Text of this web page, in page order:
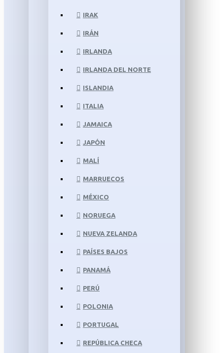
IRAK
IRÁN
IRLANDA
IRLANDA DEL NORTE
ISLANDIA
ITALIA
JAMAICA
JAPÓN
MALÍ
MARRUECOS
MÉXICO
NORUEGA
NUEVA ZELANDA
PAÍSES BAJOS
PANAMÁ
PERÚ
POLONIA
PORTUGAL
REPÚBLICA CHECA